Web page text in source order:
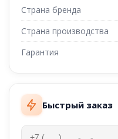
Страна бренда
Страна производства
Гарантия
Быстрый заказ